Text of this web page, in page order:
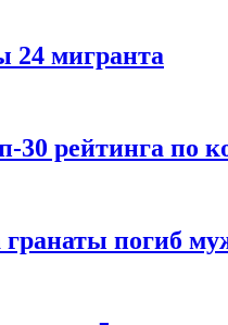
24 мигранта
рейтинга по
гранаты погиб